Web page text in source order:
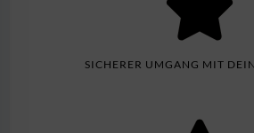
SICHERER UMGANG MIT